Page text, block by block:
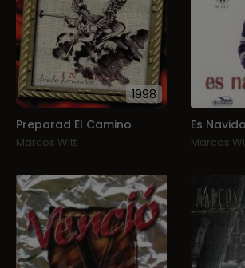
1998
Preparad El Camino
Marcos Witt
Es
Marcos